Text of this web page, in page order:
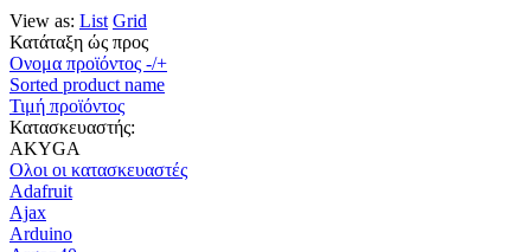
View as: List Grid
Κατάταξη ώς προς
Ονομα προϊόντος -/+
Sorted product name
Τιμή προϊόντος
Κατασκευαστής:
AKYGA
Ολοι οι κατασκευαστές
Adafruit
Ajax
Arduino